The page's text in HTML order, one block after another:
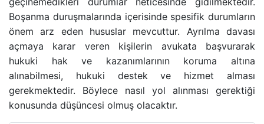
BANKA HESABINA KONULAN BLOKENIN
GAYRIMENKUL AVUKATI
HAKARET SUÇU
İZALE-I ŞUYU DAVASI
Boşanma duruşmalarında içerisinde spesifik durumların
önem arz eden hususlar mevcuttur. Ayrılma davası
açmaya karar veren kişilerin avukata başvurarak
hukuki hak ve kazanımlarının koruma altına
alınabilmesi, hukuki destek ve hizmet alması
gerekmektedir. Böylece nasıl yol alınması gerektiği
konusunda düşüncesi olmuş olacaktır.